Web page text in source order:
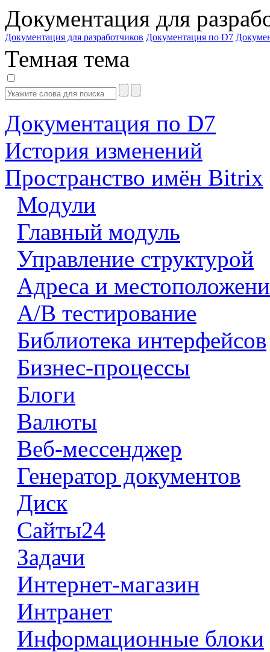
Документация для
Документация для разработчиков Документация по D7
Темная тема
Документация по D7
История изменений
Пространство имён Bitrix
Модули
Главный модуль
Управление структурой
Адреса и
А/В тестирование
Библиотека интерфейсов
Бизнес-процессы
Блоги
Валюты
Веб-мессенджер
Генератор документов
Диск
Сайты24
Задачи
Интернет-магазин
Интранет
Информационные блоки